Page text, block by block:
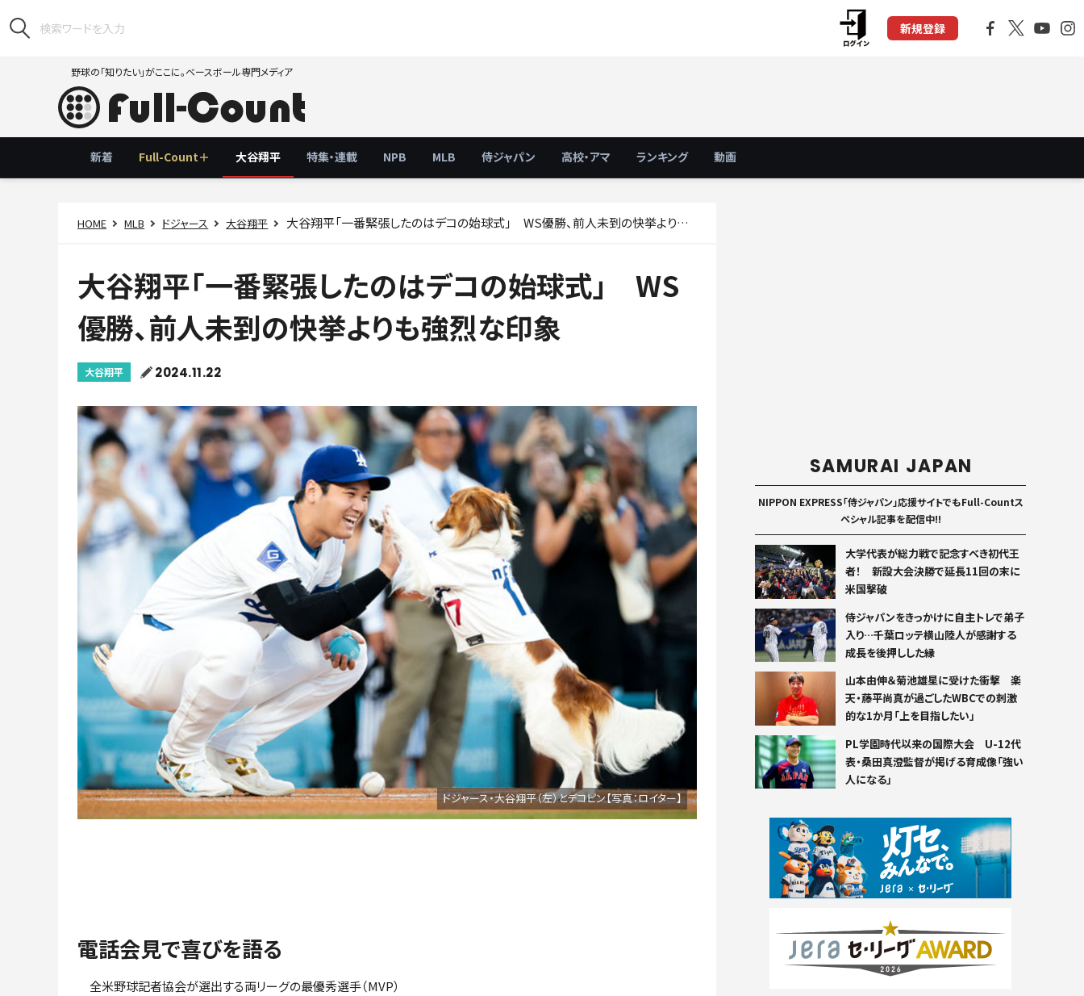
新規登録
野球の「知りたい」がここに。ベースボール専門メディア
新着 Full-Count＋ 大谷翔平 特集・連載 NPB MLB 侍ジャパン 高校・アマ ランキング 動画
HOME MLB ドジャース 大谷翔平 大谷翔平「一番緊張したのはデコの始球式」 WS優勝、前人未到の快挙よりも強烈な印象
大谷翔平「一番緊張したのはデコの始球式」 WS
優勝、前人未到の快挙よりも強烈な印象
大谷翔平 2024.11.22
ドジャース・大谷翔平（左）とデコピン【写真：ロイター】
電話会見で喜びを語る
全米野球記者協会が選出する両リーグの最優秀選手（MVP）
SAMURAI JAPAN
NIPPON EXPRESS「侍ジャパン」応援サイトでもFull-Countス
ペシャル記事を配信中!!
大学代表が総力戦で記念すべき初代王
者！ 新設大会決勝で延長11回の末に
米国撃破
侍ジャパンをきっかけに自主トレで弟子
入り…千葉ロッテ横山陸人が感謝する
成長を後押しした縁
山本由伸＆菊池雄星に受けた衝撃 楽
天・藤平尚真が過ごしたWBCでの刺激
的な1か月「上を目指したい」
PL学園時代以来の国際大会 U-12代
表・桑田真澄監督が掲げる育成像「強い
人になる」